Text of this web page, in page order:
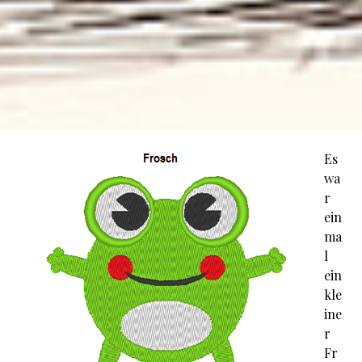
Es
wa
r
ein
ma
l
ein
kle
ine
r
Fr